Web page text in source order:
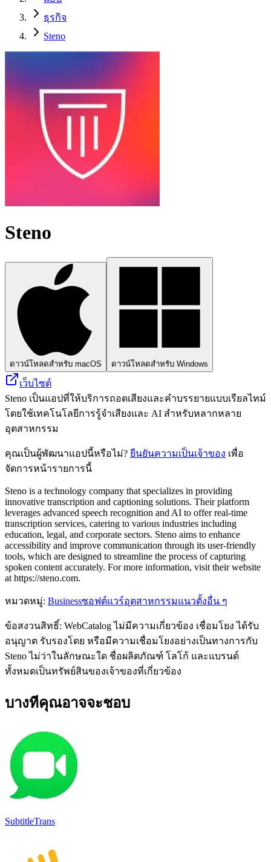
ธุรกิจ
Steno
Steno
ดาวน์โหลดสำหรับ macOS ดาวน์โหลดสำหรับ Windows
เว็บไซต์
Steno เป็นแอปที่ให้บริการถอดเสียงและคำบรรยายแบบเรียลไทม์
โดยใช้เทคโนโลยีการรู้จำเสียงและ AI สำหรับหลากหลาย
อุตสาหกรรม
คุณเป็นผู้พัฒนาแอปนี้หรือไม่? ยืนยันความเป็นเจ้าของ เพื่อ
จัดการหน้ารายการนี้
Steno is a technology company that specializes in providing
innovative transcription and captioning solutions. Their platform
leverages advanced speech recognition and AI to offer real-time
transcription services, catering to various industries including
education, legal, and corporate sectors. Steno aims to enhance
accessibility and improve communication through its user-friendly
tools, which are designed to streamline the process of capturing
spoken content accurately. For more information, visit their website
at https://steno.com.
หมวดหมู่: Businessซอฟต์แวร์อุตสาหกรรมแนวตั้งอื่น ๆ
ข้อสงวนสิทธิ์: WebCatalog ไม่มีความเกี่ยวข้อง เชื่อมโยง ได้รับ
อนุญาต รับรองโดย หรือมีความเชื่อมโยงอย่างเป็นทางการกับ
Steno ไม่ว่าในลักษณะใด ชื่อผลิตภัณฑ์ โลโก้ และแบรนด์
ทั้งหมดเป็นทรัพย์สินของเจ้าของที่เกี่ยวข้อง
บางทีคุณอาจจะชอบ
SubtitleTrans